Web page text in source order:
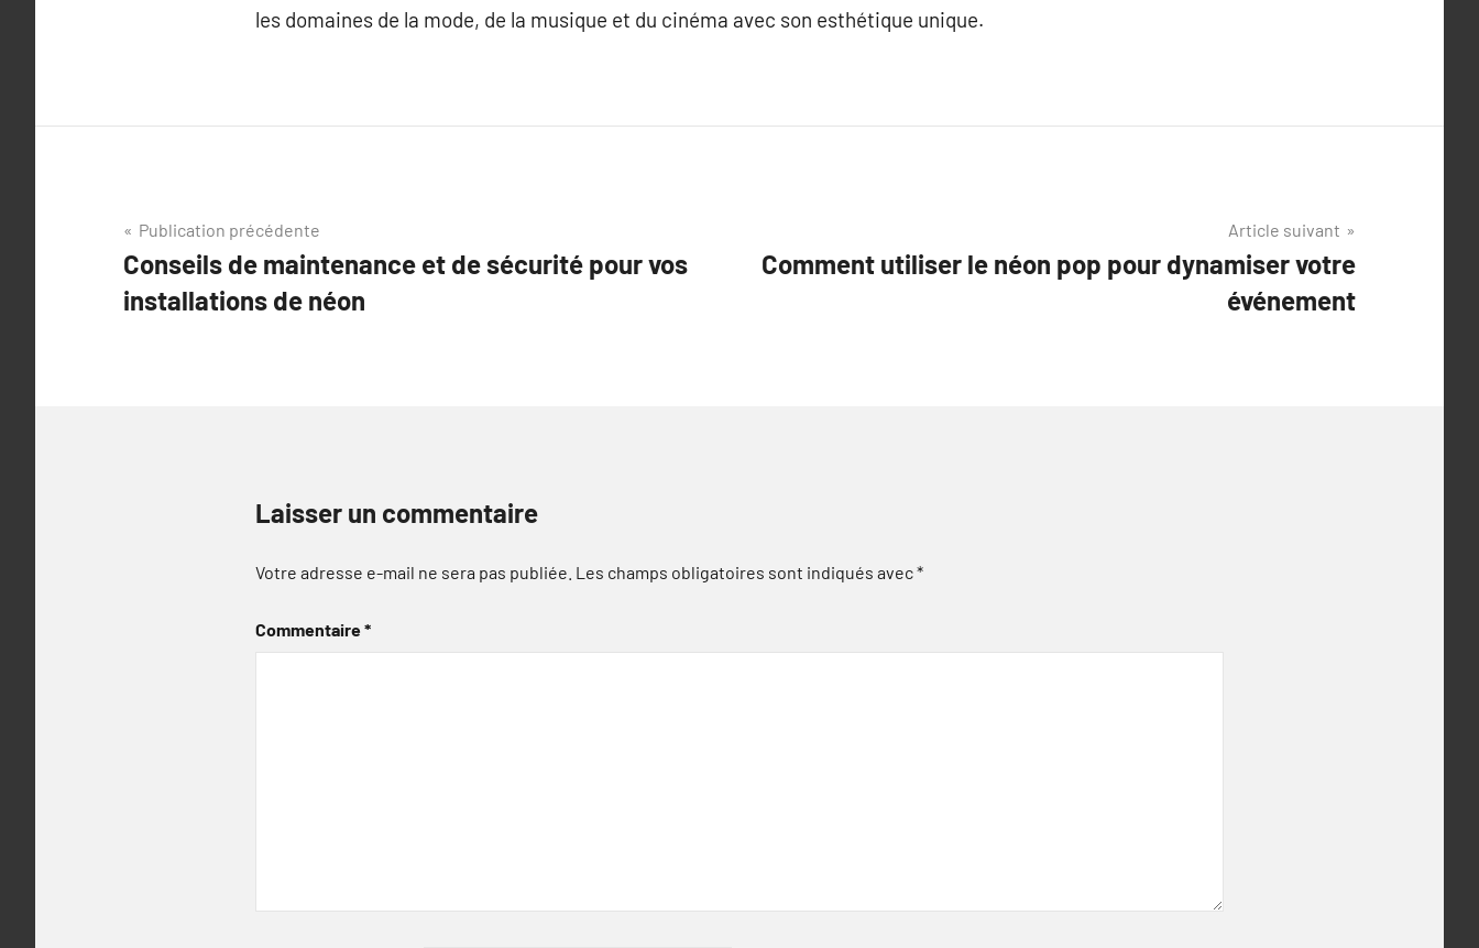
les domaines de la mode, de la musique et du cinéma avec son esthétique unique.
Navigation
de
l’article
Publication précédente
Conseils de maintenance et de sécurité pour vos
installations de néon
Article suivant
Comment utiliser le néon pop pour dynamiser votre
événement
Laisser un commentaire
Votre adresse e-mail ne sera pas publiée. Les champs obligatoires sont indiqués avec*
Commentaire*